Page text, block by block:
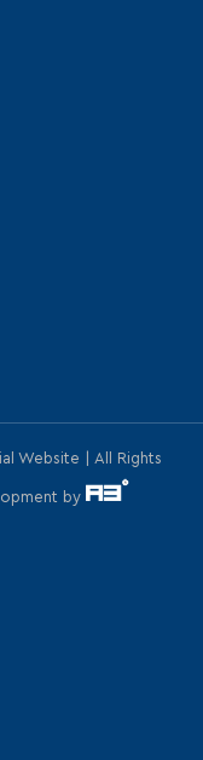
Website | All Rights
by